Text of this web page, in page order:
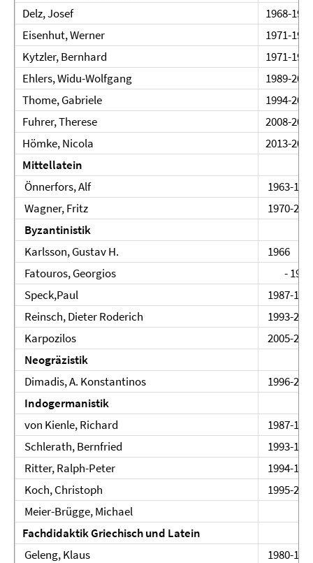
Delz, Josef
1968-1970
Eisenhut, Werner
1971-1987
Kytzler, Bernhard
1971-1992
Ehlers, Widu-Wolfgang
1989-2008
Thome, Gabriele
1994-2003
Fuhrer, Therese
2008-2013
Hömke, Nicola
2013-
Mittellatein
Önnerfors, Alf
1963-
Wagner, Fritz
1970-
Byzantinistik
Karlsson, Gustav H.
1966
Fatouros, Georgios
- 1993
Speck,Paul
1987-
Reinsch, Dieter Roderich
1993-
Karpozilos
2005-
Neogräzistik
Dimadis, A. Konstantinos
1996-
Indogermanistik
von Kienle, Richard
1987-
Schlerath, Bernfried
1993-
Ritter, Ralph-Peter
1994-
Koch, Christoph
1995-
Meier-Brügge, Michael
Fachdidaktik Griechisch und Latein
Geleng, Klaus
1980-